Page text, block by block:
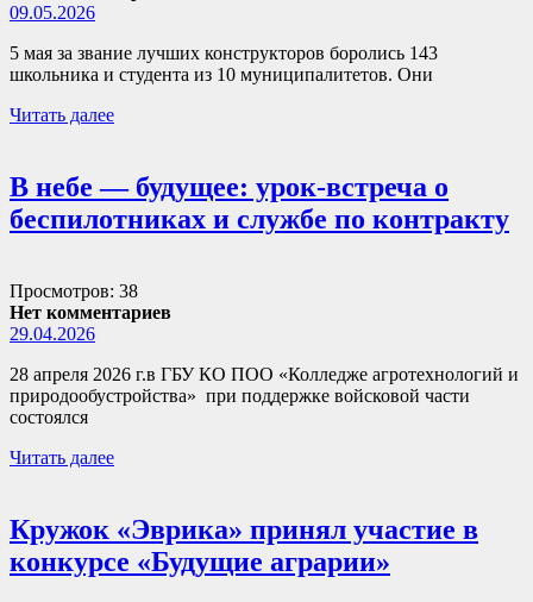
09.05.2026
5 мая за звание лучших конструкторов боролись 143
школьника и студента из 10 муниципалитетов. Они
Читать далее
В небе — будущее: урок-встреча о
беспилотниках и службе по контракту
Просмотров: 38
Нет комментариев
29.04.2026
28 апреля 2026 г.в ГБУ КО ПОО «Колледже агротехнологий и
природообустройства» при поддержке войсковой части
состоялся
Читать далее
Кружок «Эврика» принял участие в
конкурсе «Будущие аграрии»